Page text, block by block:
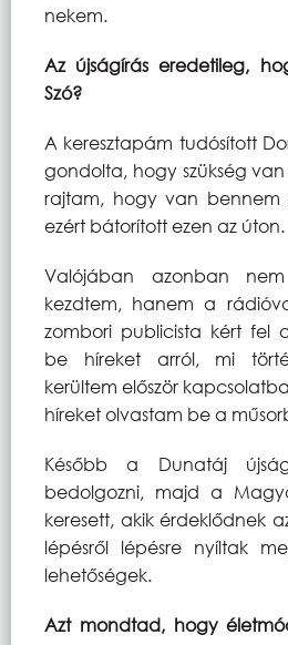
nekem.
Az újságírás eredetileg,
Szó?
A keresztapám tudósított
gondolta, hogy szükség
rajtam, hogy van bennem
ezért bátorított ezen az úton.
Valójában azonban
kezdtem, hanem a
zombori publicista kért fel
be híreket arról, mi
kerültem először
híreket olvastam be a
Később a Dunatáj
bedolgozni, majd a
keresett, akik érdeklődnek
lépésről lépésre nyíltak
lehetőségek.
Azt mondtad, hogy